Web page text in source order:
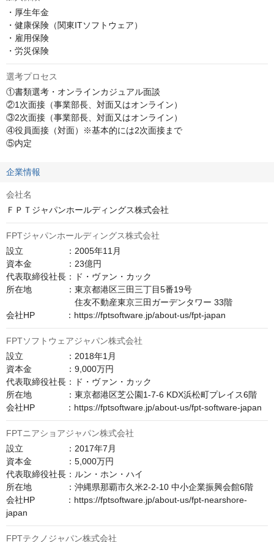
・厚生年金
・健康保険（関東ITソフトウェア）
・雇用保険
・労災保険
選考プロセス
①書類選考・オンラインカジュアル面談
②1次面接（事業部長、対面又はオンライン）
③2次面接（事業部長、対面又はオンライン）
④役員面接（対面）※基本的には2次面接まで
⑤内定
企業情報
会社名
ＦＰＴジャパンホールディングス株式会社
FPTジャパンホールディングス株式会社
設立　　　　　：2005年11月
資本金　　　　：23億円
代表取締役社長：ド・ヴァン・カック
所在地　　　　：東京都港区三田三丁目5番19号
住友不動産東京三田ガーデンタワー 33階
会社HP　　　  ：https://fptsoftware.jp/about-us/fpt-japan
FPTソフトウェアジャパン株式会社
設立　　　　　：2018年1月
資本金　　　　：9,000万円
代表取締役社長：ド・ヴァン・カック
所在地　　　　：東京都港区芝公園1-7-6 KDX浜松町プレイス6階
会社HP　　　  ：https://fptsoftware.jp/about-us/fpt-software-japan
FPTニアショアジャパン株式会社
設立　　　　　：2017年7月
資本金　　　　：5,000万円
代表取締役社長：ルン・ホン・ハイ
所在地　　　　：沖縄県那覇市久米2-2-10 中小企業振興会館6階
会社HP　　　  ：https://fptsoftware.jp/about-us/fpt-nearshore-
japan
FPTテクノジャパン株式会社